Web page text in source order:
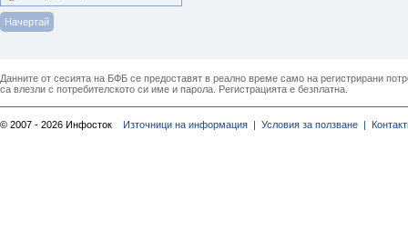
Данните от сесията на БФБ се предоставят в реално време само на регистрирани
са влезли с потребителското си име и парола. Регистрацията е безплатна.
© 2007 - 2026 Инфосток Източници на информация | Условия за ползване |